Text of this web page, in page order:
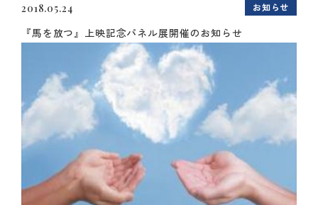
2018.05.24 お知らせ
『馬を放つ』上映記念パネル展開催のお知らせ